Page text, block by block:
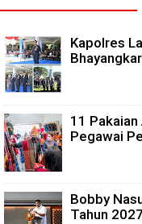
Kapolres
11
Pegawai
Bobby
Tahun